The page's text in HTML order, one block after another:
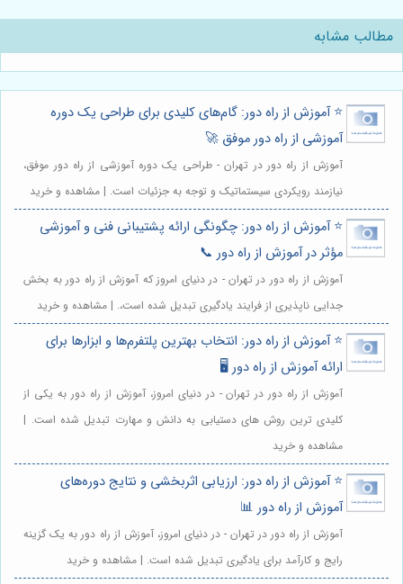
مطالب مشابه
⭐️ آموزش از راه دور: گام‌های کلیدی برای طراحی یک دوره
آموزشی از راه دور موفق 🚀
آموزش از راه دور در تهران - طراحی یک دوره آموزشی از راه دور موفق،
نیازمند رویکردی سیستماتیک و توجه به جزئیات است. | مشاهده و خرید
⭐️ آموزش از راه دور: چگونگی ارائه پشتیبانی فنی و آموزشی
مؤثر در آموزش از راه دور 📞
آموزش از راه دور در تهران - در دنیای امروز که آموزش از راه دور به بخش
جدایی ناپذیری از فرایند یادگیری تبدیل شده است،. | مشاهده و خرید
⭐️ آموزش از راه دور: انتخاب بهترین پلتفرم‌ها و ابزارها برای
ارائه آموزش از راه دور 🖥️
آموزش از راه دور در تهران - در دنیای امروز، آموزش از راه دور به یکی از
کلیدی ترین روش های دستیابی به دانش و مهارت تبدیل شده است. |
مشاهده و خرید
⭐️ آموزش از راه دور: ارزیابی اثربخشی و نتایج دوره‌های
آموزش از راه دور 📊
آموزش از راه دور در تهران - در دنیای امروز، آموزش از راه دور به یک گزینه
رایج و کارآمد برای یادگیری تبدیل شده است. | مشاهده و خرید